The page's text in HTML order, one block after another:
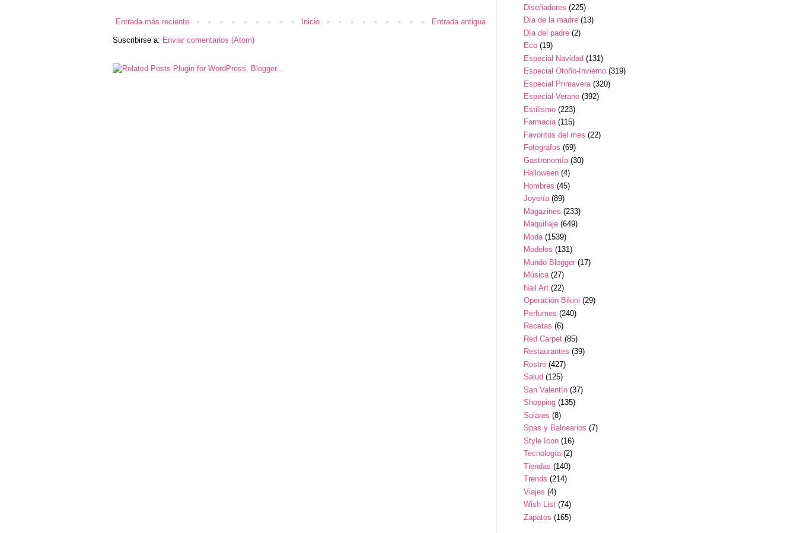
Entrada más reciente Entrada antigua
Inicio
Suscribirse a: Enviar comentarios (Atom)
Diseñadores (225)
Día de la madre (13)
Día del padre (2)
Eco (19)
Especial Navidad (131)
Especial Otoño-Invierno (319)
Especial Primavera (320)
Especial Verano (392)
Estilismo (223)
Farmacia (115)
Favoritos del mes (22)
Fotografos (69)
Gastronomía (30)
Halloween (4)
Hombres (45)
Joyería (89)
Magazines (233)
Maquillaje (649)
Moda (1539)
Modelos (131)
Mundo Blogger (17)
Música (27)
Nail Art (22)
Operación Bikini (29)
Perfumes (240)
Recetas (6)
Red Carpet (85)
Restaurantes (39)
Rostro (427)
Salud (125)
San Valentín (37)
Shopping (135)
Solares (8)
Spas y Balnearios (7)
Style Icon (16)
Tecnología (2)
Tiendas (140)
Trends (214)
Viajes (4)
Wish List (74)
Zapatos (165)